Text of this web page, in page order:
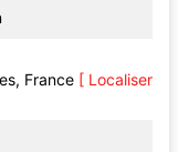
France [ Localiser